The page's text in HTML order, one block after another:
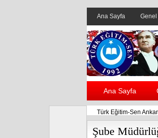
Ana Sayfa
Ana Sayfa
Türk Eğitim-Sen
Şube